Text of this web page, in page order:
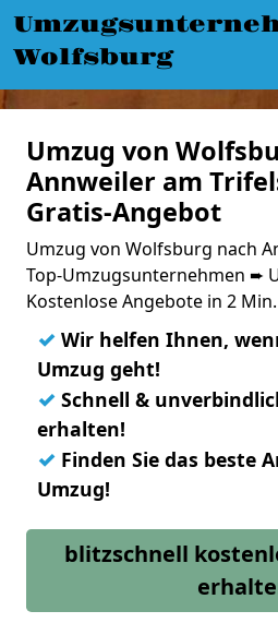
Wolfsburg
Umzug von
Annweiler am
Gratis-Angebot
Umzug von Wolfsburg nach
Top-Umzugsunternehmen ➨
Kostenlose Angebote in 2 Min.
✓ Wir helfen Ihnen,
Umzug geht!
✓ Schnell &
erhalten!
✓ Finden Sie das beste
Umzug!
blitzschnell